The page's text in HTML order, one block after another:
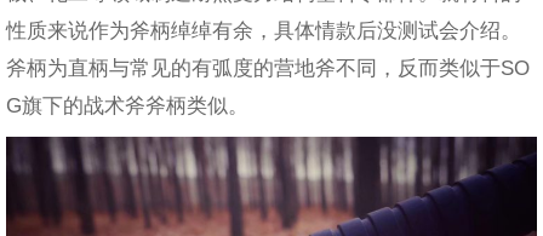
性质来说作为斧柄绰绰有余，具体情款后没测试会介绍。
斧柄为直柄与常见的有弧度的营地斧不同，反而类似于SO
G旗下的战术斧斧柄类似。